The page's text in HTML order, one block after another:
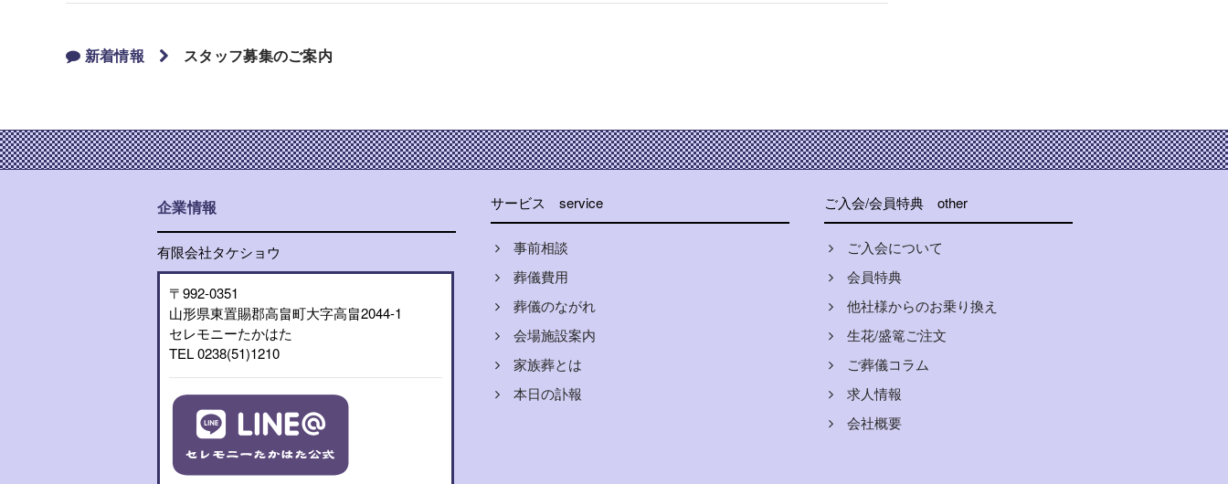
新着情報 スタッフ募集のご案内
企業情報
有限会社タケショウ
〒992-0351
山形県東置賜郡高畠町大字高畠2044-1
セレモニーたかはた
TEL 0238(51)1210
サービス service
事前相談
葬儀費用
葬儀のながれ
会場施設案内
家族葬とは
本日の訃報
ご入会/会員特典 other
ご入会について
会員特典
他社様からのお乗り換え
生花/盛篭ご注文
ご葬儀コラム
求人情報
会社概要